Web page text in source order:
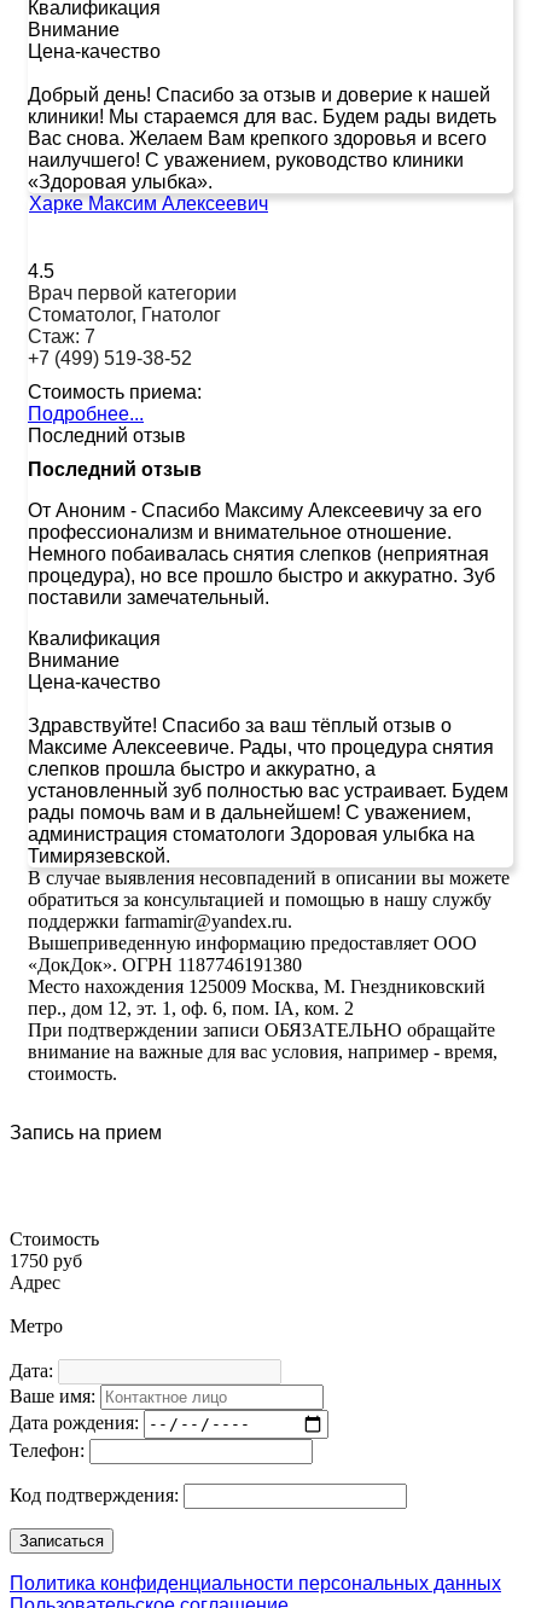
Квалификация
Внимание
Цена-качество
Добрый день! Спасибо за отзыв и доверие к нашей
клиники! Мы стараемся для вас. Будем рады видеть
Вас снова. Желаем Вам крепкого здоровья и всего
наилучшего! С уважением, руководство клиники
«Здоровая улыбка».
Харке Максим Алексеевич
4.5
Врач первой категории
Стоматолог, Гнатолог
Стаж: 7
+7 (499) 519-38-52
Стоимость приема:
Подробнее...
Последний отзыв
Последний отзыв
От Аноним - Спасибо Максиму Алексеевичу за его
профессионализм и внимательное отношение.
Немного побаивалась снятия слепков (неприятная
процедура), но все прошло быстро и аккуратно. Зуб
поставили замечательный.
Квалификация
Внимание
Цена-качество
Здравствуйте! Спасибо за ваш тёплый отзыв о
Максиме Алексеевиче. Рады, что процедура снятия
слепков прошла быстро и аккуратно, а
установленный зуб полностью вас устраивает. Будем
рады помочь вам и в дальнейшем! С уважением,
администрация стоматологи Здоровая улыбка на
Тимирязевской.
В случае выявления несовпадений в описании вы можете
обратиться за консультацией и помощью в нашу службу
поддержки farmamir@yandex.ru.
Вышеприведенную информацию предоставляет ООО
«ДокДок». ОГРН 1187746191380
Место нахождения 125009 Москва, М. Гнездниковский
пер., дом 12, эт. 1, оф. 6, пом. IA, ком. 2
При подтверждении записи ОБЯЗАТЕЛЬНО обращайте
внимание на важные для вас условия, например - время,
стоимость.
Запись на прием
Стоимость
1750 руб
Адрес
Метро
Дата:
Ваше имя:
Дата рождения:
Телефон:
Код подтверждения:
Политика конфиденциальности персональных данных